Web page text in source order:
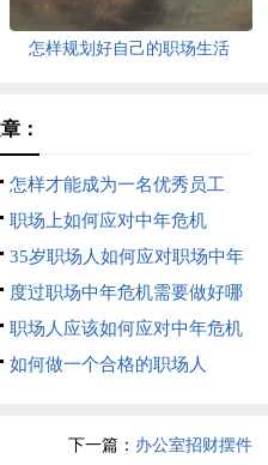
怎样规划好自己的职场生活
：
怎样才能成为一名优秀员工
职场上如何应对中年危机
35岁职场人如何应对职场中年
危机
度过职场中年危机需要做好哪
3点
职场人应该如何应对中年危机
如何做一个合格的职场人
下一篇： 办公室招财摆件